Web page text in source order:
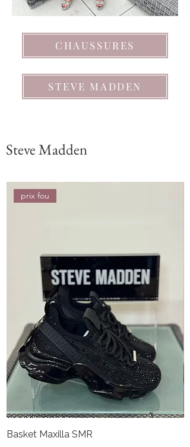
CHAUSSURES
STEVE MADDEN
Steve Madden
prix fou
Basket Maxilla SMR